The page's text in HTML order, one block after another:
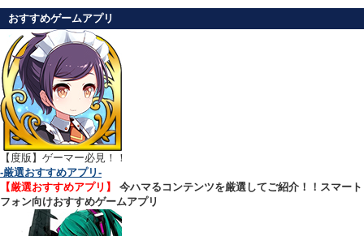
おすすめゲームアプリ
【 度版】ゲーマー必見！！
-厳選おすすめアプリ-
【厳選おすすめアプリ】
今ハマるコンテンツを厳選してご紹介！！スマート
フォン向けおすすめゲームアプリ